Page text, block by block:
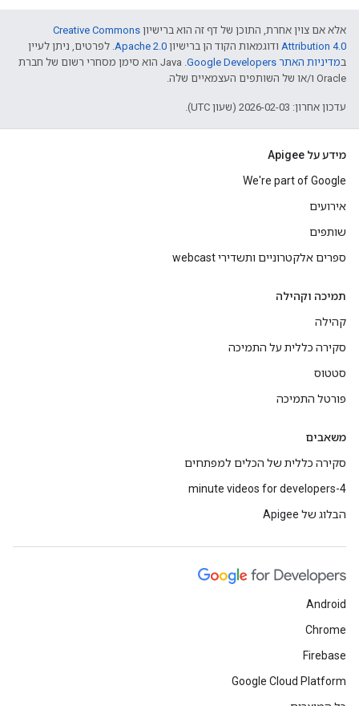
אלא אם צוין אחרת, התוכן של דף זה הוא ברישיון Creative Commons
Attribution 4.0 ודוגמאות הקוד הן ברישיון Apache 2.0. לפרטים, ניתן לעיין
במדיניות האתר Google Developers‏
.‏ Java הוא סימן מסחרי רשום של חברת
Oracle ו/או של השותפים העצמאיים שלה.
עדכון אחרון: 2026-02-03 (שעון UTC).
מידע על Apigee
We're part of Google
אירועים
שותפים
ספרים אלקטרוניים ותשדירי webcast
תמיכה וקהילה
קהילה
סקירה כללית על התמיכה
סטטוס
פורטל התמיכה
משאבים
סקירה כללית של הכלים למפתחים
4-minute videos for developers
הבלוג של Apigee
Android
Chrome
Firebase
Google Cloud Platform